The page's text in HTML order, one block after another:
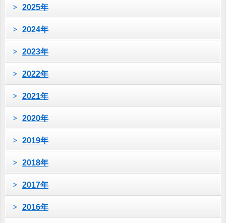
2025年
2024年
2023年
2022年
2021年
2020年
2019年
2018年
2017年
2016年